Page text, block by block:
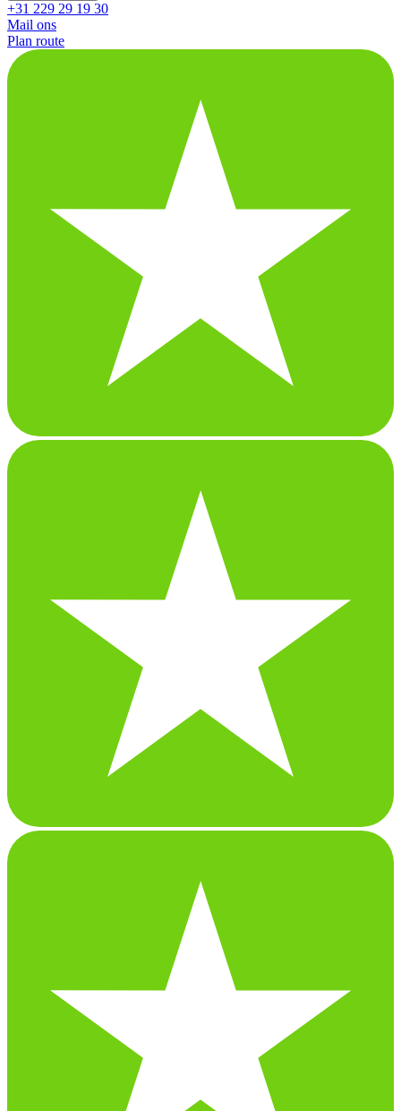
+31 229 29 19 30
Mail ons
Plan route